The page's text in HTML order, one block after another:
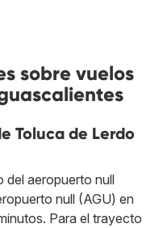
sobre vuelos
Toluca de Lerdo
del aeropuerto null
null (AGU) en
Para el trayecto